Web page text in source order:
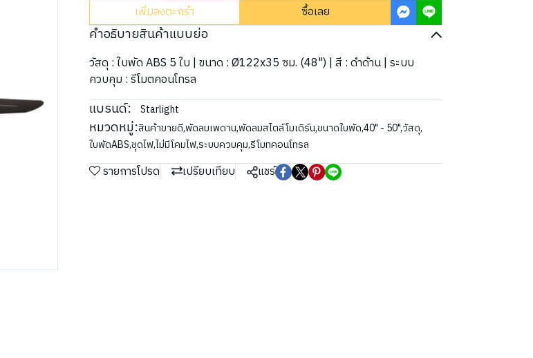
เพิ่มลงตะกร้า ซื้อเลย
คำอธิบายสินค้าแบบย่อ
วัสดุ : ใบพัด ABS 5 ใบ | ขนาด : Ø122x35 ซม. (48") | สี : ดำด้าน | ระบบ
ควบคุม : รีโมตคอนโทรล
แบรนด์: Starlight
หมวดหมู่:สินค้าขายดี,พัดลมเพดาน,พัดลมสไตล์โมเดิร์น,ขนาดใบพัด,40" - 50",วัสดุ,
ใบพัดABS,ชุดไฟ,ไม่มีโคมไฟ,ระบบควบคุม,รีโมทคอนโทรล
รายการโปรด เปรียบเทียบ แชร์